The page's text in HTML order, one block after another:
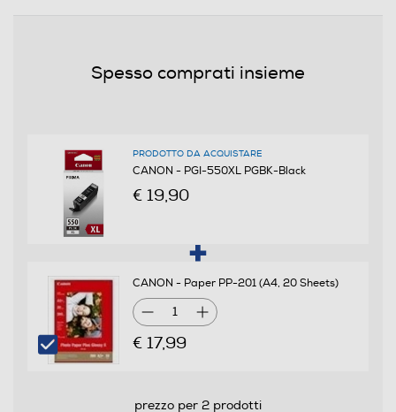
PIXMA: iP7250 MG5450 MG6350
Contenuto: 22 ml
Informazioni sulla sicurezza del prodotto
Clicca qui
Spesso comprati insieme
PRODOTTO DA ACQUISTARE
CANON - PGI-550XL PGBK-Black
€ 19,90
CANON - Paper PP-201 (A4, 20 Sheets)
1
€ 17,99
prezzo per 2 prodotti